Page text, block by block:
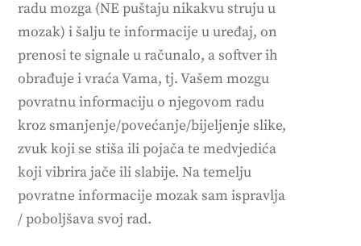
radu mozga (NE puštaju nikakvu struju u
mozak) i šalju te informacije u uređaj, on
prenosi te signale u računalo, a softver ih
obrađuje i vraća Vama, tj. Vašem mozgu
povratnu informaciju o njegovom radu
kroz smanjenje/povećanje/bijeljenje slike,
zvuk koji se stiša ili pojača te medvjedića
koji vibrira jače ili slabije. Na temelju
povratne informacije mozak sam ispravlja
/ poboljšava svoj rad.